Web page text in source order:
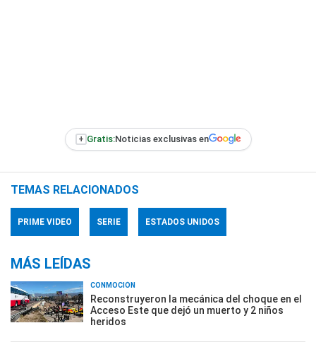
+ Gratis:Noticias exclusivas en
TEMAS RELACIONADOS
PRIME VIDEO SERIE ESTADOS UNIDOS
MÁS LEÍDAS
CONMOCIÓN
Reconstruyeron la mecánica del choque en el
Acceso Este que dejó un muerto y 2 niños
heridos